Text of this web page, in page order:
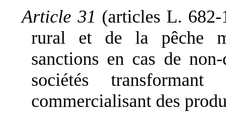
Article 31 (articles L.
rural et de la pêche
sanctions en cas de
sociétés
commercialisant des